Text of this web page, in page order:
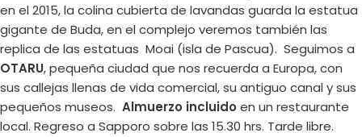
en el 2015, la colina cubierta de lavandas guarda la estatua
gigante de Buda, en el complejo veremos también las
replica de las estatuas Moai (isla de Pascua). Seguimos a
OTARU, pequeña ciudad que nos recuerda a Europa, con
sus callejas llenas de vida comercial, su antiguo canal y sus
pequeños museos. Almuerzo incluido en un restaurante
local. Regreso a Sapporo sobre las 15.30 hrs. Tarde libre.